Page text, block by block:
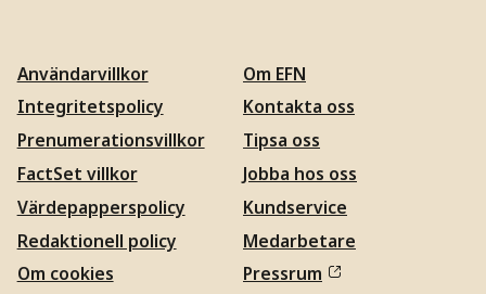
Användarvillkor
Integritetspolicy
Prenumerationsvillkor
FactSet villkor
Värdepapperspolicy
Redaktionell policy
Om cookies
Om EFN
Kontakta oss
Tipsa oss
Jobba hos oss
Kundservice
Medarbetare
Pressrum